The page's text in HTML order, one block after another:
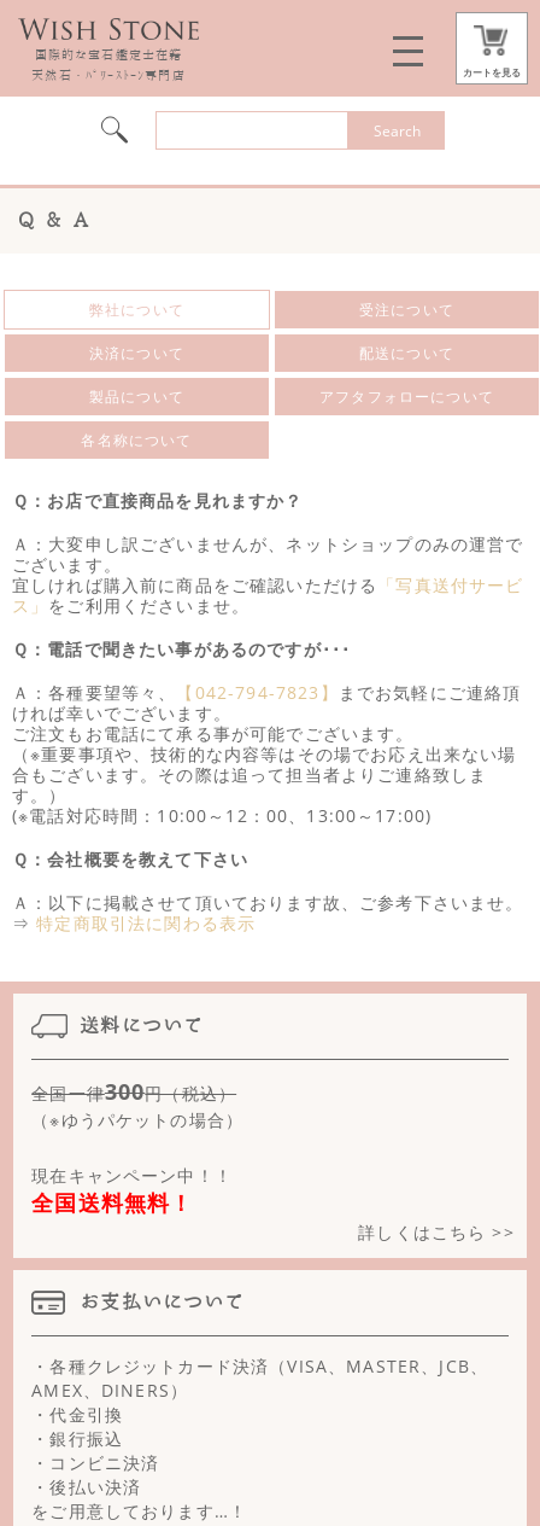
国際的な宝石鑑定士在籍
天然石・ﾊﾟﾜｰｽﾄｰﾝ専門店
カートを見る
Q & A
弊社について 受注について
決済について 配送について
製品について アフタフォローについて
各名称について
Ｑ：お店で直接商品を見れますか？
Ａ：大変申し訳ございませんが、ネットショップのみの運営で
ございます。
宜しければ購入前に商品をご確認いただける 「写真送付サービ
ス」 をご利用くださいませ。
Ｑ：電話で聞きたい事があるのですが･･･
Ａ：各種要望等々、
【042-794-7823】 までお気軽にご連絡頂
ければ幸いでございます。
ご注文もお電話にて承る事が可能でございます。
（※重要事項や、技術的な内容等はその場でお応え出来ない場
合もございます。その際は追って担当者よりご連絡致しま
す。）
(※電話対応時間：10:00～12：00、13:00～17:00)
Ｑ：会社概要を教えて下さい
Ａ：以下に掲載させて頂いております故、ご参考下さいませ。
⇒特定商取引法に関わる表示
送料について
全国一律300円（税込）
（※ゆうパケットの場合）
現在キャンペーン中！！
全国送料無料！
詳しくはこちら >>
お支払いについて
・各種クレジットカード決済（VISA、MASTER、JCB、
AMEX、DINERS）
・代金引換
・銀行振込
・コンビニ決済
・後払い決済
をご用意しております…！